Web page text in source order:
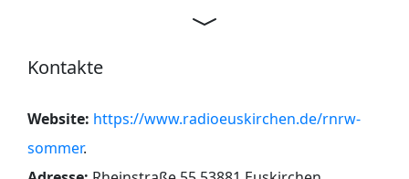
Kontakte
Website: https://www.radioeuskirchen.de/rnrw-
sommer.